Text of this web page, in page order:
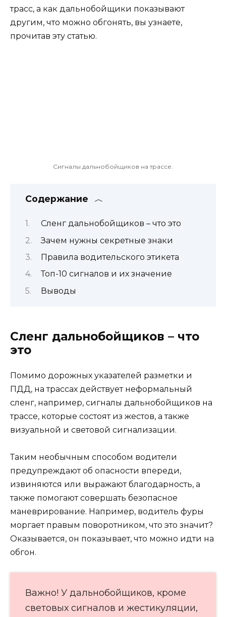
трасс, а как дальнобойщики показывают
другим, что можно обгонять, вы узнаете,
прочитав эту статью.
Сигналы дальнобойщиков на трассе.
Содержание
Сленг дальнобойщиков – что это
Зачем нужны секретные знаки
Правила водительского этикета
Топ-10 сигналов и их значение
Выводы
Сленг дальнобойщиков – что
это
Помимо дорожных указателей разметки и
ПДД, на трассах действует неформальный
сленг, например, сигналы дальнобойщиков на
трассе, которые состоят из жестов, а также
визуальной и световой сигнализации.
Таким необычным способом водители
предупреждают об опасности впереди,
извиняются или выражают благодарность, а
также помогают совершать безопасное
маневрирование. Например, водитель фуры
моргает правым поворотником, что это значит?
Оказывается, он показывает, что можно идти на
обгон.
Важно! У дальнобойщиков, кроме
световых сигналов и жестикуляции,